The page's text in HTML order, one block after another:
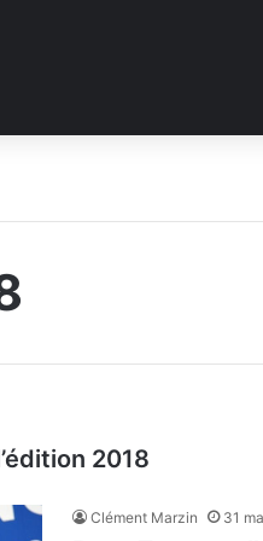
2018
Clément Marzin 31